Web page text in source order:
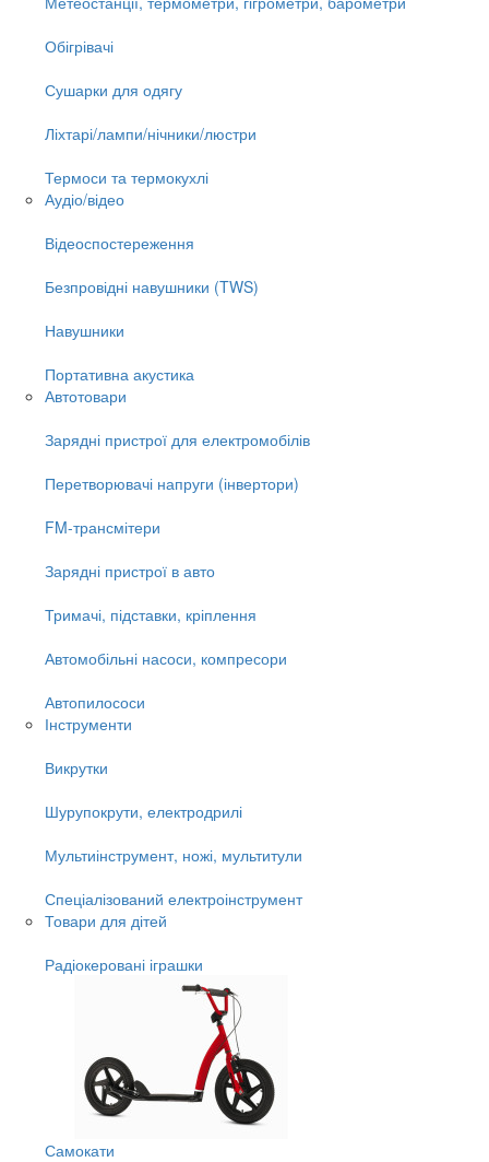
Обігрівачі
Сушарки для одягу
Ліхтарі/лампи/нічники/люстри
Термоси та термокухлі
Аудіо/відео
Відеоспостереження
Безпровідні навушники (TWS)
Навушники
Портативна акустика
Автотовари
Зарядні пристрої для електромобілів
Перетворювачі напруги (інвертори)
FM-трансмітери
Зарядні пристрої в авто
Тримачі, підставки, кріплення
Автомобільні насоси, компресори
Автопилососи
Інструменти
Викрутки
Шурупокрути, електродрилі
Мультиінструмент, ножі, мультитули
Спеціалізований електроінструмент
Товари для дітей
Радіокеровані іграшки
Самокати